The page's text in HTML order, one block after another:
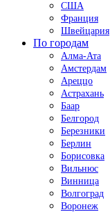
США
Франция
Швейцария
По городам
Алма-Ата
Амстердам
Ареццо
Астрахань
Баар
Белгород
Березники
Берлин
Борисовка
Вильнюс
Винница
Волгоград
Воронеж